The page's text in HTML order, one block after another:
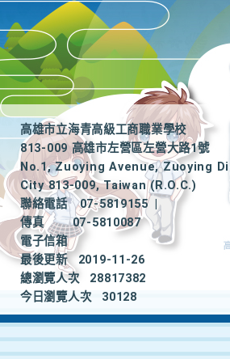
高雄市立海青高級工商職業學校
813-009 高雄市左營區左營大路1號
No.1, Zuoying Avenue, Zuoying
City 813-009, Taiwan (R.O.C.)
聯絡電話
07-5819155
|
傳真
07-5810087
電子信箱
最後更新
2019-11-26
總瀏覽人次
28817382
今日瀏覽人次
30128